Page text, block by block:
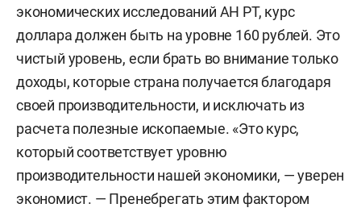
экономических исследований АН РТ, курс
доллара должен быть на уровне 160 рублей. Это
чистый уровень, если брать во внимание только
доходы, которые страна получается благодаря
своей производительности, и исключать из
расчета полезные ископаемые. «Это курс,
который соответствует уровню
производительности нашей экономики, — уверен
экономист. — Пренебрегать этим фактором